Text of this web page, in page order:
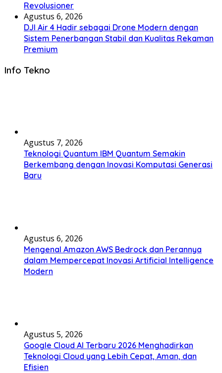
Revolusioner
Agustus 6, 2026
DJI Air 4 Hadir sebagai Drone Modern dengan
Sistem Penerbangan Stabil dan Kualitas Rekaman
Premium
Info Tekno
Agustus 7, 2026
Teknologi Quantum IBM Quantum Semakin
Berkembang dengan Inovasi Komputasi Generasi
Baru
Agustus 6, 2026
Mengenal Amazon AWS Bedrock dan Perannya
dalam Mempercepat Inovasi Artificial Intelligence
Modern
Agustus 5, 2026
Google Cloud AI Terbaru 2026 Menghadirkan
Teknologi Cloud yang Lebih Cepat, Aman, dan
Efisien